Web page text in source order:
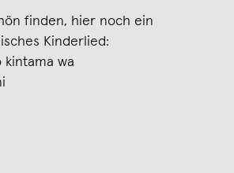
finden, hier noch ein
Kinderlied:
kintama wa